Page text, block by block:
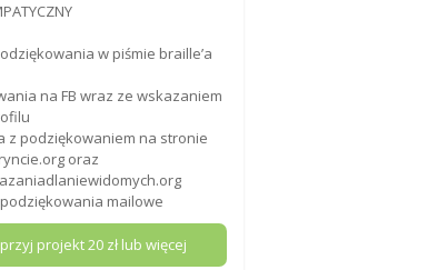
w piśmie braille’a
na FB wraz ze wskazaniem
z podziękowaniem na stronie
oraz
mailowe
projekt20 zł lub więcej